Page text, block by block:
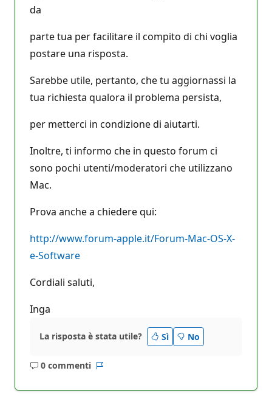
da
parte tua per facilitare il compito di chi voglia
postare una risposta.
Sarebbe utile, pertanto, che tu aggiornassi la
tua richiesta qualora il problema persista,
per metterci in condizione di aiutarti.
Inoltre, ti informo che in questo forum ci
sono pochi utenti/moderatori che utilizzano
Mac.
Prova anche a chiedere qui:
http://www.forum-apple.it/Forum-Mac-OS-X-
e-Software
Cordiali saluti,
Inga
La risposta è stata utile? Sì No
0 commenti
Nessun